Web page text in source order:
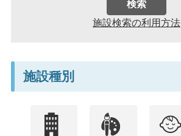
施設検索の利用方法
施設種別